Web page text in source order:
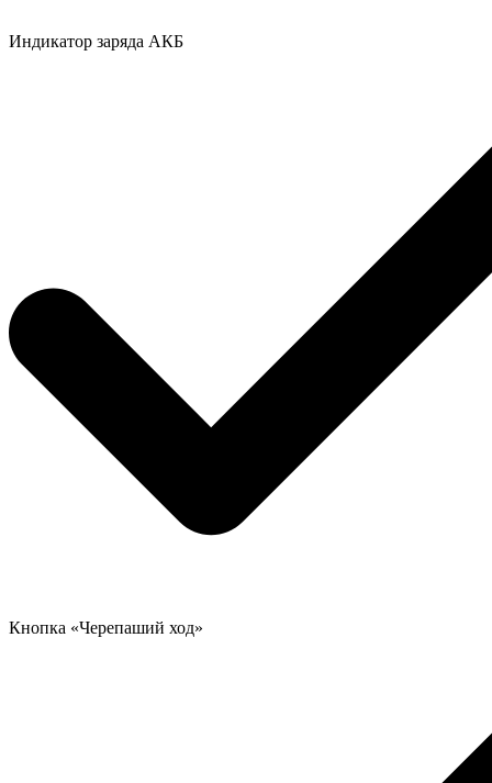
Индикатор заряда АКБ
Кнопка «Черепаший ход»